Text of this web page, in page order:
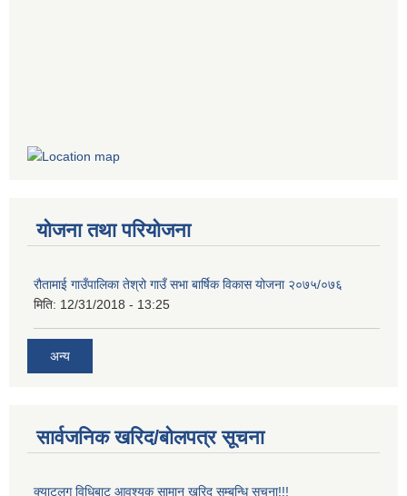
योजना तथा परियोजना
रौतामाई गाउँपालिका तेश्रो गाउँ सभा बार्षिक विकास योजना २०७५/०७६
मिति: 12/31/2018 - 13:25
अन्य
सार्वजनिक खरिद/बोलपत्र सूचना
क्याटलग विधिबाट आवश्यक सामान खरिद सम्बन्धि सूचना!!!